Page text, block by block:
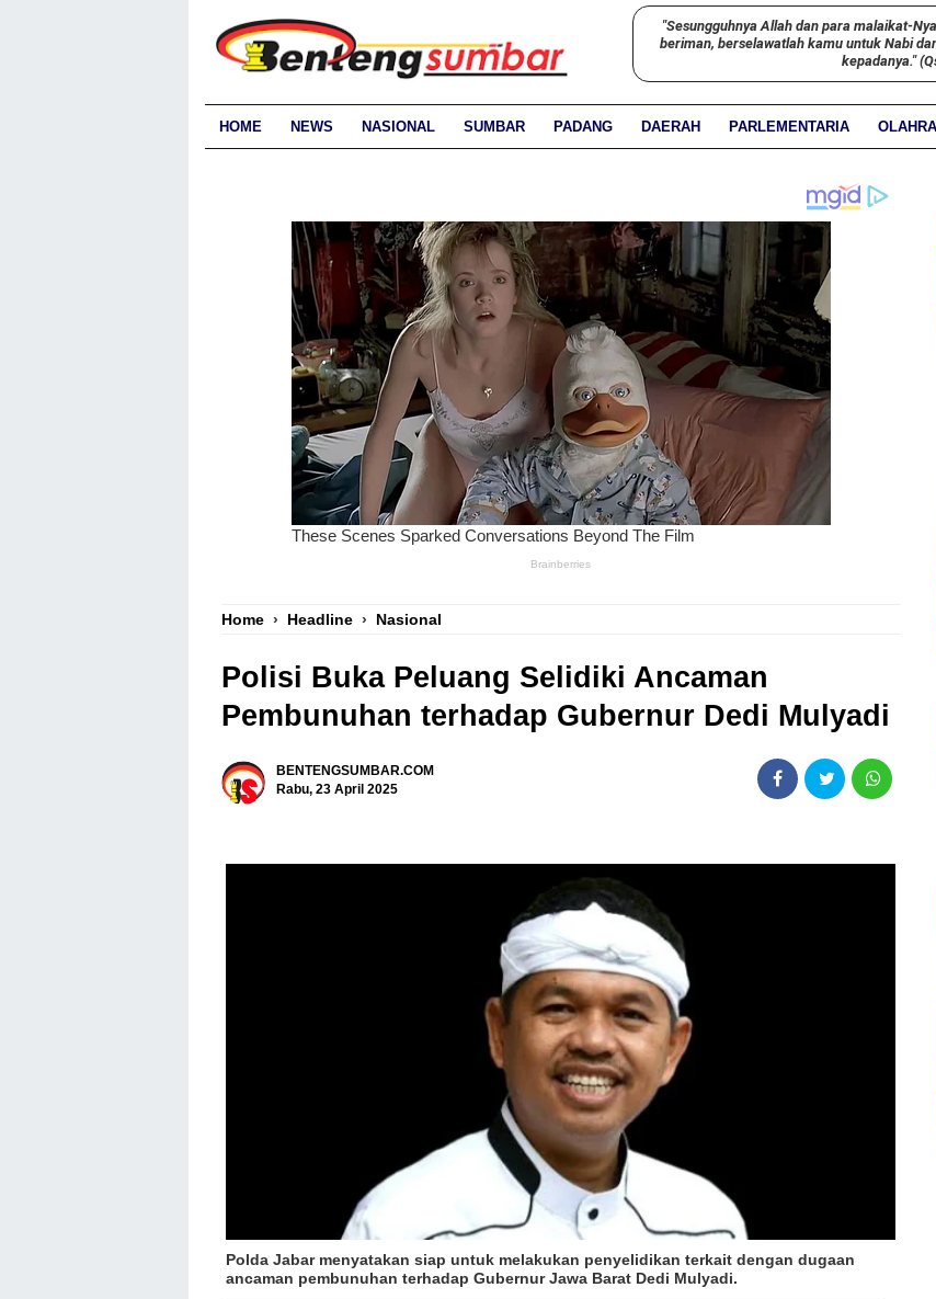
"Sesungguhnya Allah dan para malaikat-
beriman, berselawatlah kamu untuk Nabi
kepadanya."
HOME NEWS NASIONAL SUMBAR PADANG DAERAH PARLEMENTARIA
Home › Headline › Nasional
Polisi Buka Peluang Selidiki Ancaman
Pembunuhan terhadap Gubernur Dedi Mulyadi
BENTENGSUMBAR.COM
Rabu, 23 April 2025
Polda Jabar menyatakan siap untuk melakukan penyelidikan terkait dengan dugaan
ancaman pembunuhan terhadap Gubernur Jawa Barat Dedi Mulyadi.